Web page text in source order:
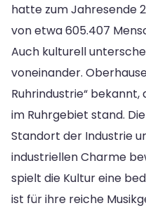
hatte zum Jahresende
von etwa 605.407
Auch kulturell
voneinander.
Ruhrindustrie“
im Ruhrgebiet stand.
Standort der Industrie
industriellen Charme
spielt die Kultur eine
ist für ihre reiche